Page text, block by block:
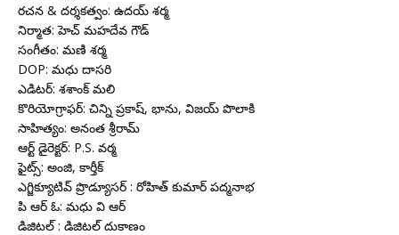
రచన & దర్శకత్వం: ఉదయ్ శర్మ
నిర్మాత: హెచ్ మహదేవ గౌడ్
సంగీతం: మణి శర్మ
DOP: మధు దాసరి
ఎడిటర్: శశాంక్ మలి
కొరియోగ్రాఫర్: చిన్ని ప్రకాష్, భాను, విజయ్ పొలాకి
సాహిత్యం: అనంత శ్రీరామ్
ఆర్ట్ డైరెక్టర్: P.S. వర్మ
ఫైట్స్: అంజి, కార్తీక్
ఎగ్జిక్యూటివ్ ప్రొడ్యూసర్ : రోహిత్ కుమార్ పద్మనాభ
పి ఆర్ ఓ: మధు వి ఆర్
డిజిటల్ : డిజిటల్ దుకాణం